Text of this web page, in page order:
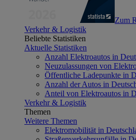
Zum
Verkehr & Logistik
Beliebte Statistiken
Aktuelle Statistiken
Anzahl Elektroautos in
Neuzulassungen von
Öffentliche Ladepunkte in
Anzahl der Autos in
Anteil von Elektroautos in
Verkehr & Logistik
Themen
Weitere Themen
Elektromobilität in